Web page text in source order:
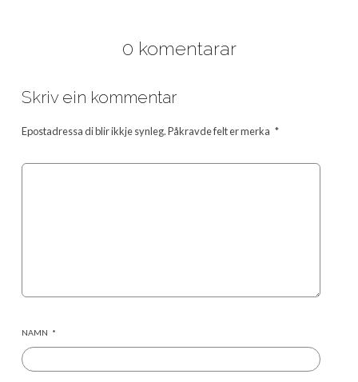
0 komentarar
Skriv ein kommentar
Epostadressa di blir ikkje synleg.Påkravde felt er merka *
NAMN *